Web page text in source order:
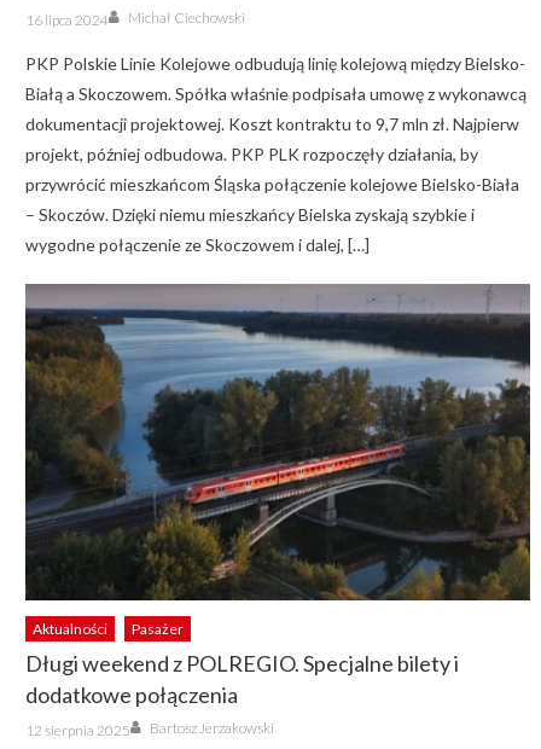
Posted
on
16 lipca 2024 Author
Michał Ciechowski
PKP Polskie Linie Kolejowe odbudują linię kolejową między Bielsko-
Białą a Skoczowem. Spółka właśnie podpisała umowę z wykonawcą
dokumentacji projektowej. Koszt kontraktu to 9,7 mln zł. Najpierw
projekt, później odbudowa. PKP PLK rozpoczęły działania, by
przywrócić mieszkańcom Śląska połączenie kolejowe Bielsko-Biała
– Skoczów. Dzięki niemu mieszkańcy Bielska zyskają szybkie i
wygodne połączenie ze Skoczowem i dalej, […]
Aktualności Pasażer
Długi weekend z POLREGIO. Specjalne bilety i
dodatkowe połączenia
Posted
on
12 sierpnia 2025 Author
Bartosz Jerzakowski